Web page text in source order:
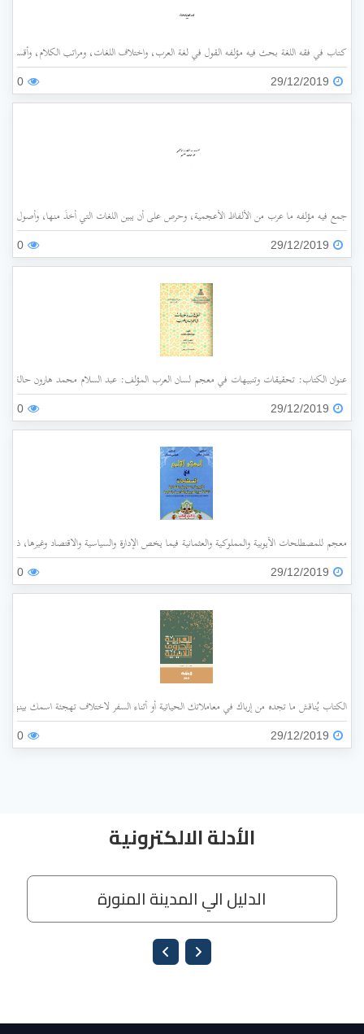
كتاب في فقه اللغة بحث فيه مؤلفه القول في لغة العرب، واختلاف اللغات، ومراتب الكلام،
29/12/2019
0
جمع فيه مؤلفه ما عرب من الألفاظ الأعجمية، وحرص على أن يبين اللغات التي أُخذَ منها، وأصول
29/12/2019
0
عنوان الكتاب: تحقيقات وتنبيهات في معجم لسان العرب المؤلف: عبد السلام محمد هارون حالة الفهرسة: غير مفهرس الناشر: جامعة الملك عبد
29/12/2019
0
معجم للمصطلحات الأيوبية والمملوكية والعثمانية فيما يخص الإدارة والسياسية والاقتصاد وغيرها، ذات
29/12/2019
0
الكتاب يُناقش ما تجده من إرباك في معاملاتك الحياتية أو أثناء السفر لاختلاف تهجئة اسمك بينها
29/12/2019
0